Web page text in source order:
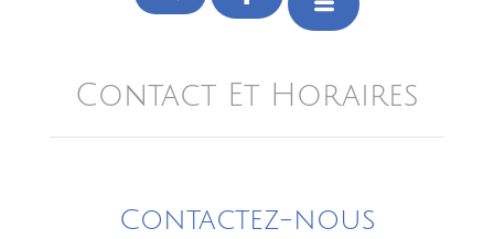
Contact Et Horaires
Contactez-nous